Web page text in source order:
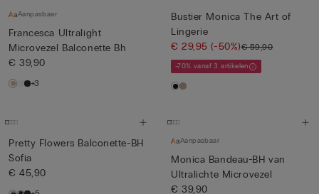
Aanpasbaar
Francesca Ultralight
Microvezel Balconette Bh
€ 39,90
+3
Bustier Monica The Art of
Lingerie
€ 29,95(-50%)€ 59,90
-70% vanaf 3 artikelen
Pretty Flowers Balconette-BH
Sofia
€ 45,90
Aanpasbaar
Monica Bandeau-BH van
Ultralichte Microvezel
€ 39,90